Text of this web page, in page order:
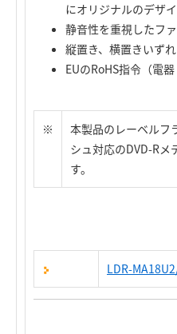
にオリジナルのデザ
静音性を重視したフ
縦置き、横置きいずれ
EUのRoHS指令（電
※
本製品のレーベルフ
シュ対応のDVD-R
す。
LDR-